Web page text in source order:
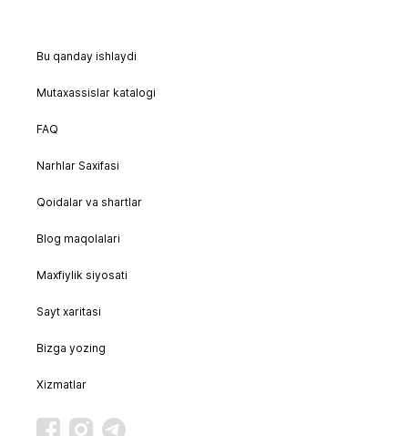
Bu qanday ishlaydi
Mutaxassislar katalogi
FAQ
Narhlar Saxifasi
Qoidalar va shartlar
Blog maqolalari
Maxfiylik siyosati
Sayt xaritasi
Bizga yozing
Xizmatlar